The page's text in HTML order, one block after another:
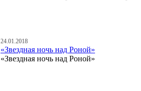
24.01.2018
«Звездная ночь над Роной»
«Звездная ночь над Роной»